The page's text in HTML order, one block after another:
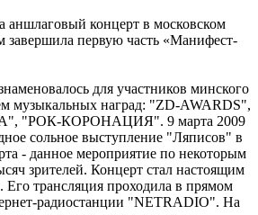
аншлаговый концерт в московском
завершила первую часть «Манифест-
для участников минского
музыкальных наград: "ZD-AWARDS",
"РОК-КОРОНАЦИЯ". 9 марта 2009
сольное выступление "Ляписов" в
- данное мероприятие по некоторым
зрителей. Концерт стал настоящим
трансляция проходила в прямом
радиостанции "NETRADIO". На